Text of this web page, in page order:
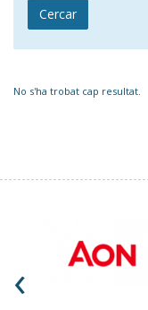
Cercar
No s'ha trobat cap resultat.
‹